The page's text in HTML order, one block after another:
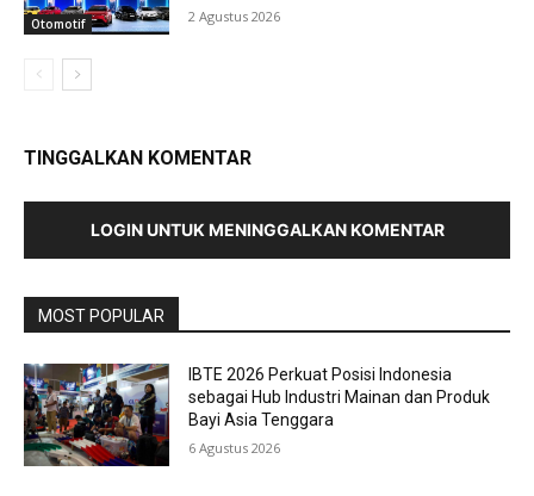
Otomotif 2 Agustus 2026
TINGGALKAN KOMENTAR
LOGIN UNTUK MENINGGALKAN KOMENTAR
MOST POPULAR
IBTE 2026 Perkuat Posisi Indonesia
sebagai Hub Industri Mainan dan Produk
Bayi Asia Tenggara
6 Agustus 2026